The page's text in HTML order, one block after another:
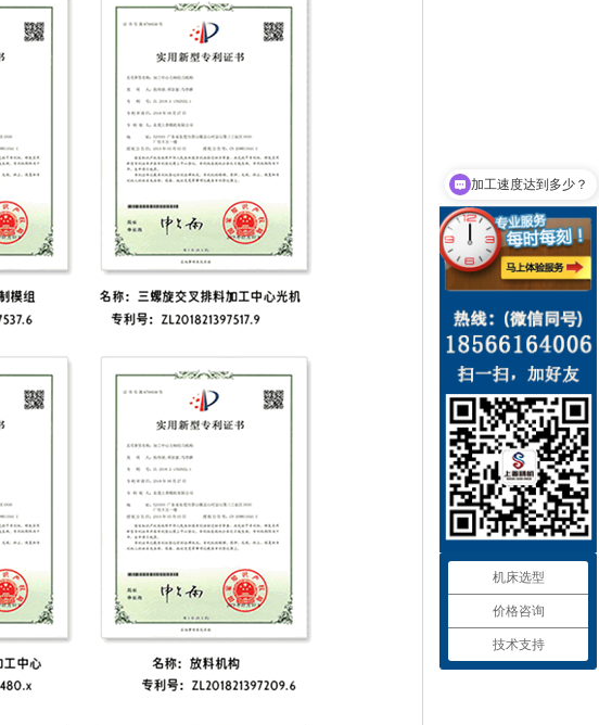
机床选型
价格咨询
技术支持
多少钱一台？